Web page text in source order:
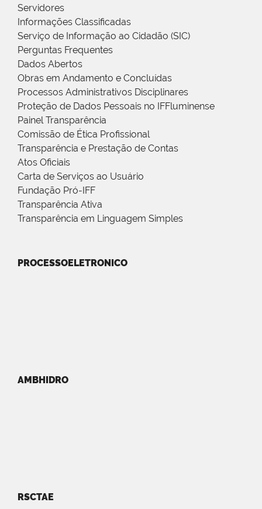
Servidores
Informações Classificadas
Serviço de Informação ao Cidadão (SIC)
Perguntas Frequentes
Dados Abertos
Obras em Andamento e Concluídas
Processos Administrativos Disciplinares
Proteção de Dados Pessoais no IFFluminense
Painel Transparência
Comissão de Ética Profissional
Transparência e Prestação de Contas
Atos Oficiais
Carta de Serviços ao Usuário
Fundação Pró-IFF
Transparência Ativa
Transparência em Linguagem Simples
PROCESSOELETRONICO
AMBHIDRO
RSCTAE